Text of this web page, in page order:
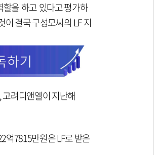
을 하고 있다고 평가하
결국 구성모씨의 LF 지
고려디앤엘이 지난해
억7815만원은 LF로 받은